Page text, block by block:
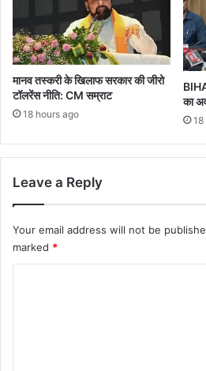
मानव तस्करी के खिलाफ सरकार की जीरो
टॉलरेंस नीति: CM सम्राट
18 hours ago
का
18
Leave a Reply
Your email address will not be
marked *